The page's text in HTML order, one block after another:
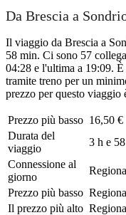
Da Brescia a
Il viaggio da Brescia a
58 min. Ci sono 57
04:28 e l'ultima a 19:09.
tramite treno per un
prezzo per questo viaggio
Prezzo più basso 16,50 €
Durata del
viaggio
3 h e
Connessione al
giorno
Prezzo più basso
Il prezzo più alto